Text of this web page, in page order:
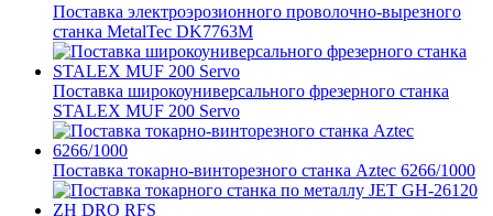
Поставка электроэрозионного проволочно-вырезного
станка MetalTec DK7763M
Поставка широкоуниверсального фрезерного станка
STALEX MUF 200 Servo
Поставка токарно-винторезного станка Aztec 6266/1000